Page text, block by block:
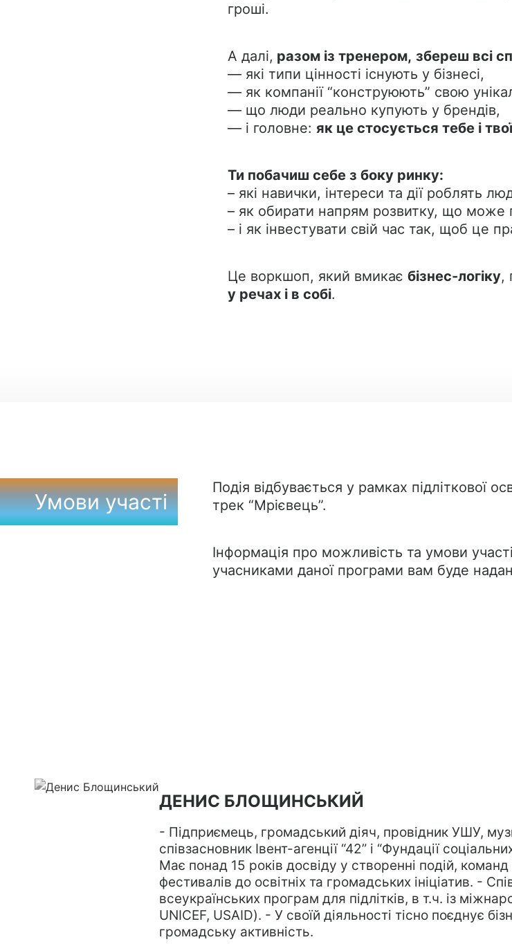
гроші.
А далі, разом із тренером, збереш всі
— які типи цінності існують у бізнесі,
— як компанії “конструюють” свою
— що люди реально купують у брендів,
— і головне: як це стосується тебе і
Ти побачиш себе з боку ринку:
– які навички, інтереси та дії роблять
– як обирати напрям розвитку, що може
– і як інвестувати свій час так, щоб це
Це воркшоп, який вмикає бізнес-логіку,
у речах і в собі.
Умови участі
Подія відбувається у рамках підліткової
трек “Мрієвець”.
Інформація про можливість та умови
учасниками даної програми вам буде
ДЕНИС БЛОЩИНСЬКИЙ
- Підприємець, громадський діяч, провідник УШУ,
співзасновник Івент-агенції “42” і “Фундації
Має понад 15 років досвіду у створенні подій, команд
фестивалів до освітніх та громадських ініціатив. -
всеукраїнських програм для підлітків, в т.ч. із
UNICEF, USAID). - У своїй діяльності тісно поєднує
громадську активність.